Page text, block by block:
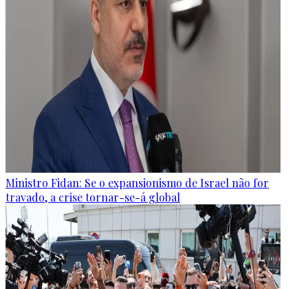
Ministro Fidan: Se o expansionismo de Israel não for
travado, a crise tornar-se-á global